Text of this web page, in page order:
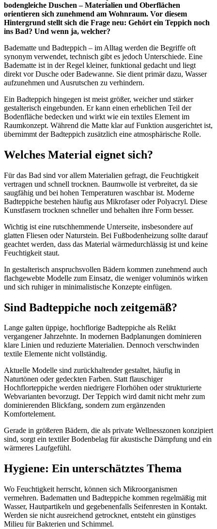
bodengleiche Duschen – Materialien und Oberflächen
orientieren sich zunehmend am Wohnraum. Vor diesem
Hintergrund stellt sich die Frage neu: Gehört ein Teppich noch
ins Bad? Und wenn ja, welcher?
Badematte und Badteppich – im Alltag werden die Begriffe oft
synonym verwendet, technisch gibt es jedoch Unterschiede. Eine
Badematte ist in der Regel kleiner, funktional gedacht und liegt
direkt vor Dusche oder Badewanne. Sie dient primär dazu, Wasser
aufzunehmen und Ausrutschen zu verhindern.
Ein Badteppich hingegen ist meist größer, weicher und stärker
gestalterisch eingebunden. Er kann einen erheblichen Teil der
Bodenfläche bedecken und wirkt wie ein textiles Element im
Raumkonzept. Während die Matte klar auf Funktion ausgerichtet ist,
übernimmt der Badteppich zusätzlich eine atmosphärische Rolle.
Welches Material eignet sich?
Für das Bad sind vor allem Materialien gefragt, die Feuchtigkeit
vertragen und schnell trocknen. Baumwolle ist verbreitet, da sie
saugfähig und bei hohen Temperaturen waschbar ist. Moderne
Badteppiche bestehen häufig aus Mikrofaser oder Polyacryl. Diese
Kunstfasern trocknen schneller und behalten ihre Form besser.
Wichtig ist eine rutschhemmende Unterseite, insbesondere auf
glatten Fliesen oder Naturstein. Bei Fußbodenheizung sollte darauf
geachtet werden, dass das Material wärmedurchlässig ist und keine
Feuchtigkeit staut.
In gestalterisch anspruchsvollen Bädern kommen zunehmend auch
flachgewebte Modelle zum Einsatz, die weniger voluminös wirken
und sich ruhiger in minimalistische Konzepte einfügen.
Sind Badteppiche noch zeitgemäß?
Lange galten üppige, hochflorige Badteppiche als Relikt
vergangener Jahrzehnte. In modernen Badplanungen dominieren
klare Linien und reduzierte Materialien. Dennoch verschwinden
textile Elemente nicht vollständig.
Aktuelle Modelle sind zurückhaltender gestaltet, häufig in
Naturtönen oder gedeckten Farben. Statt flauschiger
Hochflorteppiche werden niedrigere Florhöhen oder strukturierte
Webvarianten bevorzugt. Der Teppich wird damit nicht mehr zum
dominierenden Blickfang, sondern zum ergänzenden
Komfortelement.
Gerade in größeren Bädern, die als private Wellnesszonen konzipiert
sind, sorgt ein textiler Bodenbelag für akustische Dämpfung und ein
wärmeres Laufgefühl.
Hygiene: Ein unterschätztes Thema
Wo Feuchtigkeit herrscht, können sich Mikroorganismen
vermehren. Badematten und Badteppiche kommen regelmäßig mit
Wasser, Hautpartikeln und gegebenenfalls Seifenresten in Kontakt.
Werden sie nicht ausreichend getrocknet, entsteht ein günstiges
Milieu für Bakterien und Schimmel.